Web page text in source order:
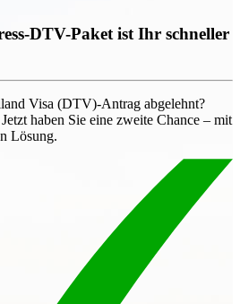
DTV-Paket ist Ihr schneller
Visa (DTV)-Antrag abgelehnt?
haben Sie eine zweite Chance – mit
Lösung.